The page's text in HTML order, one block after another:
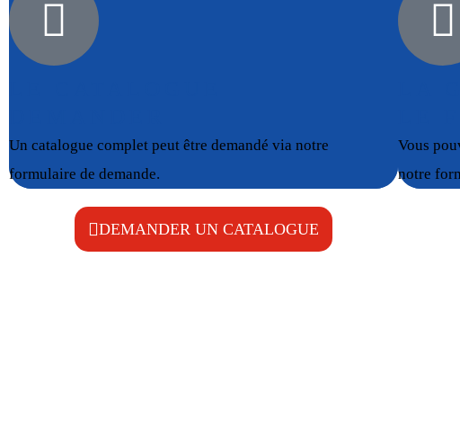
Un catalogue complet peut être demandé via notre
formulaire de demande.
DEMANDER UN CATALOGUE
Vous
notre